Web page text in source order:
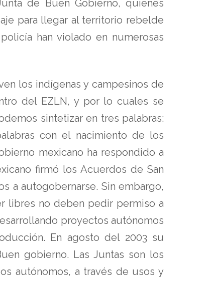
de Buen Gobierno, quienes
para llegar al territorio rebelde
han violado en numerosas
los indígenas y campesinos de
del EZLN, y por lo cuales se
sintetizar en tres palabras:
con el nacimiento de los
mexicano ha respondido a
firmó los Acuerdos de San
a autogobernarse. Sin embargo,
libres no deben pedir permiso a
proyectos autónomos
En agosto del 2003 su
gobierno. Las Juntas son los
autónomos, a través de usos y